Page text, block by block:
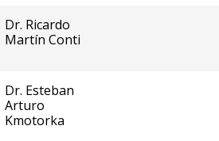
Dr. Ricardo
Martín Conti
Dr. Esteban
Arturo
Kmotorka